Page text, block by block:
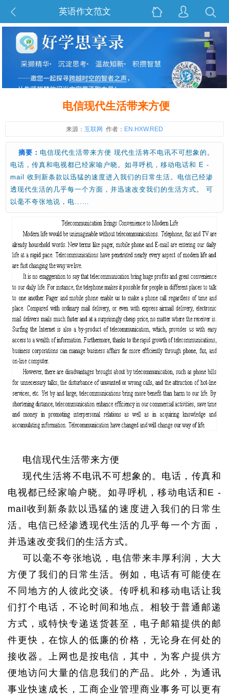
英语作文范文
电信现代生活带来方便
来源： 互联网 作者： EN.HXW.RED
摘要： 电信现代生活带来方便 现代生活将不电讯不可想象的。
电话，传真和电视都已经家喻户晓。如寻呼机，移动电话和 E -
mail 收到新条款以迅猛的速度进入我们的日常生活。电信已经渗
透现代生活的几乎每一个方面，并迅速改变我们的生活方式。 可
以毫不夸张地说，电...…
电信现代生活带来方便
现代生活将不电讯不可想象的。电话，传真和
电视都已经家喻户晓。如寻呼机，移动电话和 E -
mail 收到新条款以迅猛的速度进入我们的日常生
活。电信已经渗透现代生活的几乎每一个方面，
并迅速改变我们的生活方式。
可以毫不夸张地说，电信带来丰厚利润，大大
方便了我们的日常生活。例如，电话有可能使在
不同地方的人彼此交谈。传呼机和移动电话让我
们打个电话，不论时间和地点。相较于普通邮递
方式，或特快专递送货甚至，电子邮箱提供的邮
件更快，在惊人的低廉的价格，无论身在何处的
接收器。上网也是按电信，其中，为客户提供方
便地访问大量的信息我们的产品。此外，为通讯
事业快速成长，工商企业管理商业事务可以更有